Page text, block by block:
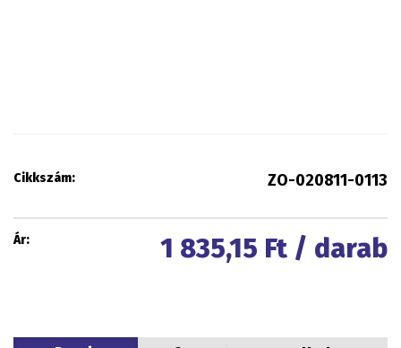
Cikkszám: ZO-020811-0113
Ár: 1 835,15 Ft / darab